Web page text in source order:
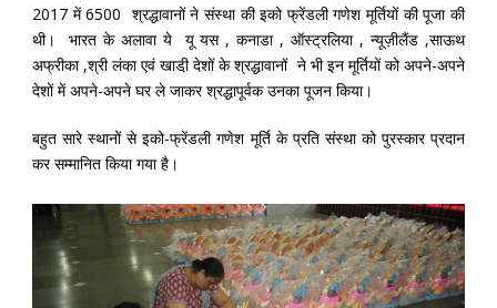
2017 में 6500 श्रद्धावानों ने संस्था की इको फ्रेंडली गणेश मूर्तियों की पूजा की
थी। भारत के अलावा ये यू यस , कनाडा , ऑस्ट्रलिया , न्यूज़ीलैंड ,साऊथ
अफ्रीका ,श्री लंका एवं खाडी़ देशों के श्रद्धावानों ने भी इन मूर्तियों को अपने-अपने
देशों में अपने-अपने घर ले जाकर श्रद्धापूर्वक उनका पूजन किया।
बहुत सारे स्थानों से इको-फ्रेंडली गणेश मूर्ति के प्रति संस्था को पुरस्कार प्रदान
कर सम्मानित किया गया है।